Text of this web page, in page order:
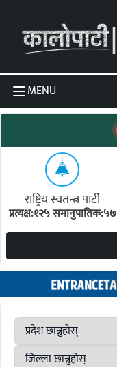
MENU
राष्ट्रिय स्वतन्त्र पार्टी
प्रत्यक्ष:१२५ समानुपातिक:५७